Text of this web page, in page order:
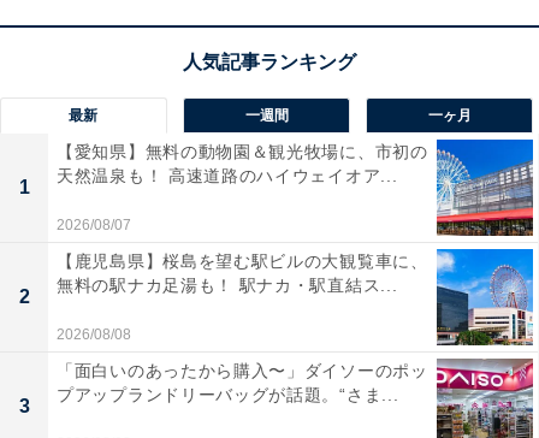
最新 一週間 一ヶ月
1
【愛知県】無料の動物園＆観光牧場に、市初の
天然温泉も！ 高速道路のハイウェイオア...
2026/08/07
2
【鹿児島県】桜島を望む駅ビルの大観覧車に、
無料の駅ナカ足湯も！ 駅ナカ・駅直結ス...
2026/08/08
3
「面白いのあったから購入〜」ダイソーのポッ
プアップランドリーバッグが話題。“さま...